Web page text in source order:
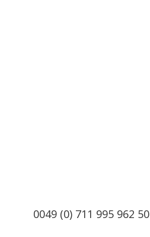
0049 (0) 711 995 962 50